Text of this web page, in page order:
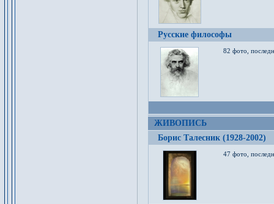
Русские философы
82 фото,
ЖИВОПИСЬ
Борис Талесник (1928-2002)
47 фото,